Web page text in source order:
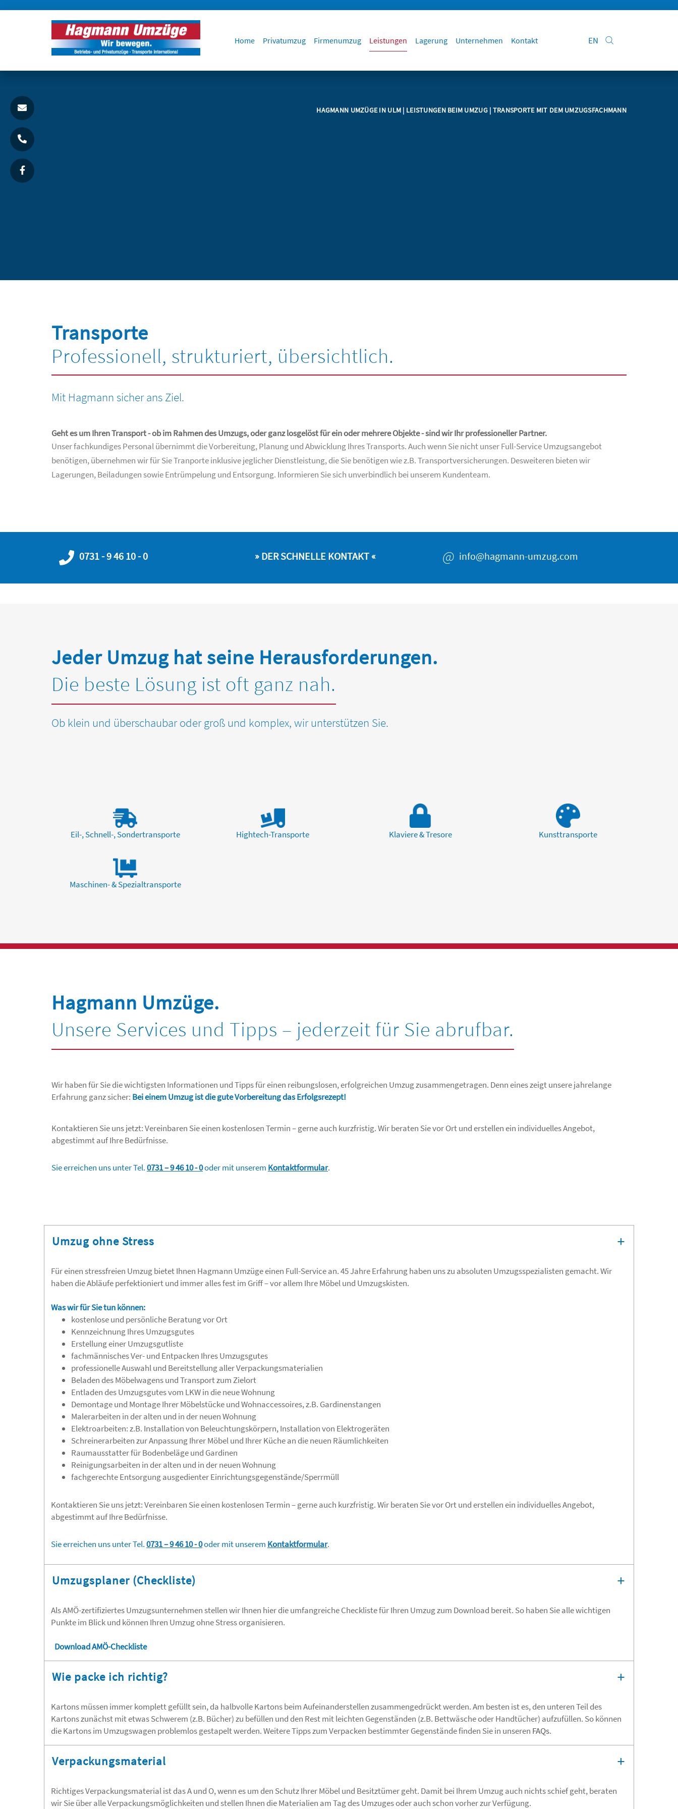
EN
Home Privatumzug Firmenumzug Leistungen Lagerung Unternehmen Kontakt
HAGMANN UMZÜGE IN ULM | LEISTUNGEN BEIM UMZUG | TRANSPORTE MIT DEM UMZUGSFACHMANN
Transporte
Professionell, strukturiert, übersichtlich.
Mit Hagmann sicher ans Ziel.
Geht es um Ihren Transport - ob im Rahmen des Umzugs, oder ganz losgelöst für ein oder mehrere Objekte - sind wir Ihr professioneller Partner.
Unser fachkundiges Personal übernimmt die Vorbereitung, Planung und Abwicklung Ihres Transports. Auch wenn Sie nicht unser Full-Service Umzugsangebot
benötigen, übernehmen wir für Sie Tranporte inklusive jeglicher Dienstleistung, die Sie benötigen wie z.B. Transportversicherungen. Desweiteren bieten wir
Lagerungen, Beiladungen sowie Entrümpelung und Entsorgung. Informieren Sie sich unverbindlich bei unserem Kundenteam.
0731 - 9 46 10 - 0 » DER SCHNELLE KONTAKT « @ info@hagmann-umzug.com
Jeder Umzug hat seine Herausforderungen.
Die beste Lösung ist oft ganz nah.
Ob klein und überschaubar oder groß und komplex, wir unterstützen Sie.
Eil-, Schnell-, Sondertransporte Hightech-Transporte Klaviere & Tresore Kunsttransporte
Maschinen- & Spezialtransporte
Hagmann Umzüge.
Unsere Services und Tipps – jederzeit für Sie abrufbar.
Wir haben für Sie die wichtigsten Informationen und Tipps für einen reibungslosen, erfolgreichen Umzug zusammengetragen. Denn eines zeigt unsere jahrelange
Erfahrung ganz sicher: Bei einem Umzug ist die gute Vorbereitung das Erfolgsrezept!
Kontaktieren Sie uns jetzt: Vereinbaren Sie einen kostenlosen Termin – gerne auch kurzfristig. Wir beraten Sie vor Ort und erstellen ein individuelles Angebot,
abgestimmt auf Ihre Bedürfnisse.
Sie erreichen uns unter Tel.0731 – 9 46 10 - 0oder mit unserem Kontaktformular.
Umzug ohne Stress
Für einen stressfreien Umzug bietet Ihnen Hagmann Umzüge einen Full-Service an. 45 Jahre Erfahrung haben uns zu absoluten Umzugsspezialisten gemacht. Wir
haben die Abläufe perfektioniert und immer alles fest im Griff – vor allem Ihre Möbel und Umzugskisten.
Was wir für Sie tun können:
kostenlose und persönliche Beratung vor Ort
Kennzeichnung Ihres Umzugsgutes
Erstellung einer Umzugsgutliste
fachmännisches Ver- und Entpacken Ihres Umzugsgutes
professionelle Auswahl und Bereitstellung aller Verpackungsmaterialien
Beladen des Möbelwagens und Transport zum Zielort
Entladen des Umzugsgutes vom LKW in die neue Wohnung
Demontage und Montage Ihrer Möbelstücke und Wohnaccessoires, z.B. Gardinenstangen
Malerarbeiten in der alten und in der neuen Wohnung
Elektroarbeiten: z.B. Installation von Beleuchtungskörpern, Installation von Elektrogeräten
Schreinerarbeiten zur Anpassung Ihrer Möbel und Ihrer Küche an die neuen Räumlichkeiten
Raumausstatter für Bodenbeläge und Gardinen
Reinigungsarbeiten in der alten und in der neuen Wohnung
fachgerechte Entsorgung ausgedienter Einrichtungsgegenstände/Sperrmüll
Kontaktieren Sie uns jetzt: Vereinbaren Sie einen kostenlosen Termin – gerne auch kurzfristig. Wir beraten Sie vor Ort und erstellen ein individuelles Angebot,
abgestimmt auf Ihre Bedürfnisse.
Sie erreichen uns unter Tel.0731 – 9 46 10 - 0oder mit unserem Kontaktformular.
Umzugsplaner (Checkliste)
Als AMÖ-zertifiziertes Umzugsunternehmen stellen wir Ihnen hier die umfangreiche Checkliste für Ihren Umzug zum Download bereit. So haben Sie alle wichtigen
Punkte im Blick und können Ihren Umzug ohne Stress organisieren.
Download AMÖ-Checkliste
Wie packe ich richtig?
Kartons müssen immer komplett gefüllt sein, da halbvolle Kartons beim Aufeinanderstellen zusammengedrückt werden. Am besten ist es, den unteren Teil des
Kartons zunächst mit etwas Schwerem (z.B. Bücher) zu befüllen und den Rest mit leichten Gegenständen (z.B. Bettwäsche oder Handtücher) aufzufüllen. So können
die Kartons im Umzugswagen problemlos gestapelt werden. Weitere Tipps zum Verpacken bestimmter Gegenstände finden Sie in unseren FAQs.
Verpackungsmaterial
Richtiges Verpackungsmaterial ist das A und O, wenn es um den Schutz Ihrer Möbel und Besitztümer geht. Damit bei Ihrem Umzug auch nichts schief geht, beraten
wir Sie über alle Verpackungsmöglichkeiten und stellen Ihnen die Materialien am Tag des Umzuges oder auch schon vorher zur Verfügung.